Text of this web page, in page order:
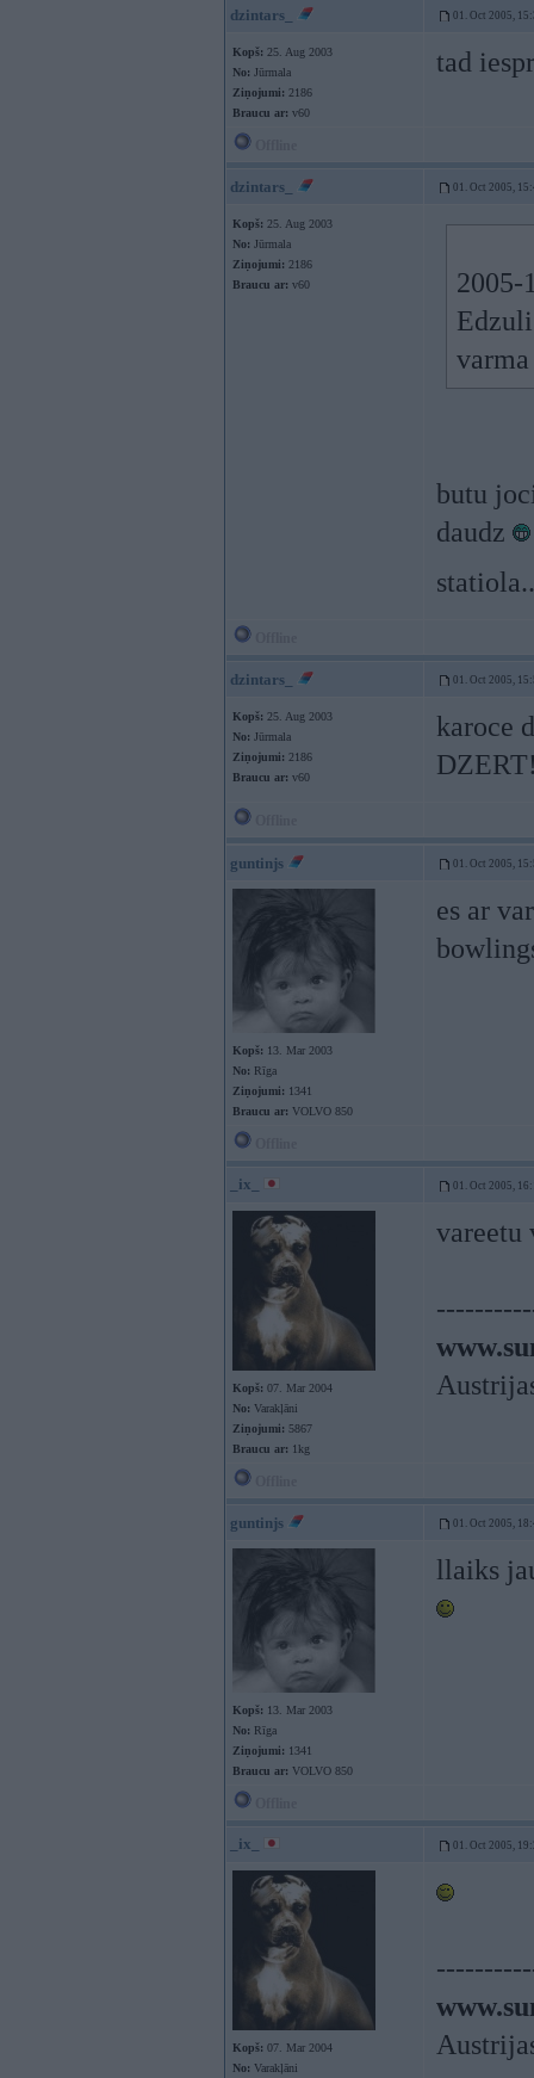
dzintars_ 01. Oct 2005,
Kopš: 25. Aug 2003
No: Jūrmala
Ziņojumi: 2186
Braucu ar: v60
tad
dzintars_ 01. Oct 2005,
Kopš: 25. Aug 2003
No: Jūrmala
Ziņojumi: 2186
Braucu ar: v60
2005-
butu
daudz
dzintars_ 01. Oct 2005,
Kopš: 25. Aug 2003
No: Jūrmala
Ziņojumi: 2186
Braucu ar: v60
karoce
guntinjs 01. Oct 2005,
Kopš: 13. Mar 2003
No: Rīga
Ziņojumi: 1341
Braucu ar: VOLVO 850
es ar
_ix_ 01. Oct 2005,
Kopš: 07. Mar 2004
No: Varakļāni
Ziņojumi: 5867
Braucu ar: 1kg
vareetu
guntinjs 01. Oct 2005,
Kopš: 13. Mar 2003
No: Rīga
Ziņojumi: 1341
Braucu ar: VOLVO 850
llaiks
_ix_ 01. Oct 2005,
Kopš: 07. Mar 2004
No: Varakļāni